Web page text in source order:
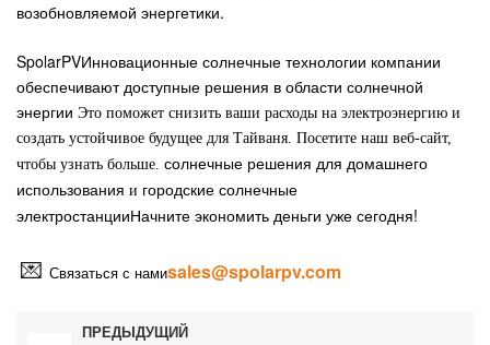
возобновляемой энергетики.
SpolarPVИнновационные солнечные технологии компании
обеспечиваютдоступные решения в области солнечной
энергии Это поможет снизить ваши расходы на электроэнергию и
создать устойчивое будущее для Тайваня. Посетите наш веб-сайт,
чтобы узнать больше. солнечные решения для домашнего
использования и городские солнечные
электростанцииНачните экономить деньги уже сегодня!
💌 Связаться с намиsales@spolarpv.com
ПРЕДЫДУЩИЙ